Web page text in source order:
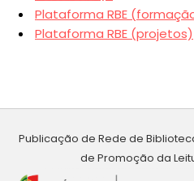
Plataforma RBE
Plataforma RBE (projetos)
Publicação de Rede de
de Promoção da